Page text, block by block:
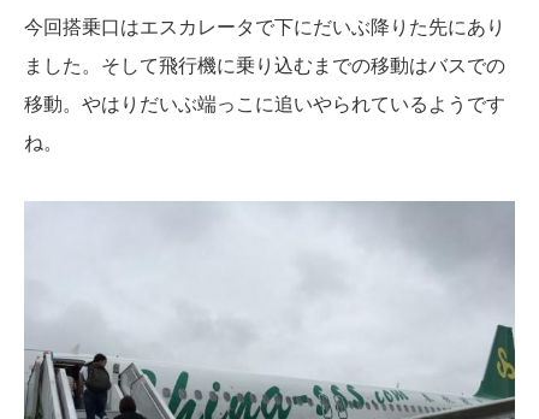
今回搭乗口はエスカレータで下にだいぶ降りた先にあり
ました。そして飛行機に乗り込むまでの移動はバスでの
移動。やはりだいぶ端っこに追いやられているようです
ね。